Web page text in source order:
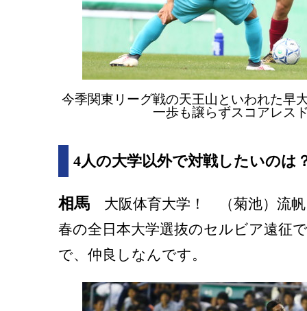
今季関東リーグ戦の天王山といわれた早
一歩も譲らずスコアレス
4人の大学以外で対戦したいのは
相馬 大阪体育大学！ （菊池）流帆
春の全日本大学選抜のセルビア遠征
で、仲良しなんです。